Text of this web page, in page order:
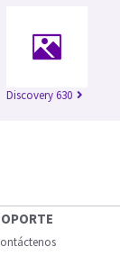
Discovery 630